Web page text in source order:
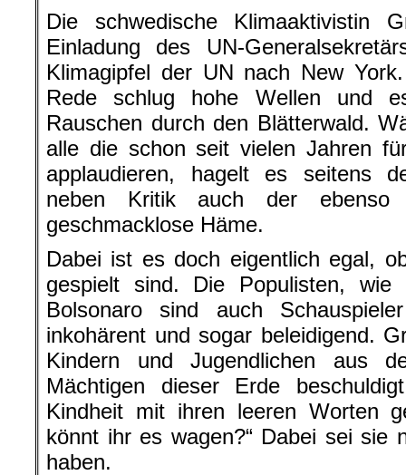
Die schwedische Klimaaktivistin
Einladung des UN-
Klimagipfel der UN nach New
Rede schlug hohe Wellen und
Rauschen durch den Blätterwald.
alle die schon seit vielen Jahren
applaudieren, hagelt es seitens
neben Kritik auch der
geschmacklose Häme.
Dabei ist es doch eigentlich egal,
gespielt sind. Die Populisten,
Bolsonaro sind auch
inkohärent und sogar beleidigend.
Kindern und Jugendlichen aus
Mächtigen dieser Erde
Kindheit mit ihren leeren Worten
könnt ihr es wagen?“ Dabei sei sie
haben.